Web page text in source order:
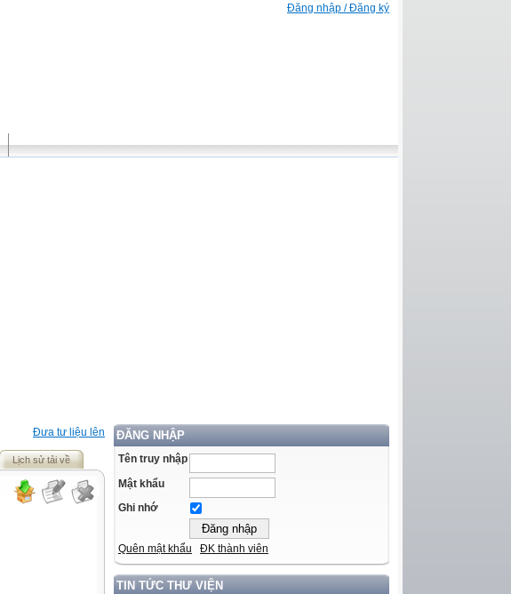
Đăng nhập / Đăng ký
ĐĂNG NHẬP
Tên truy nhập
Mật khẩu
Ghi nhớ
Quên mật khẩu ĐK thành viên
TIN TỨC THƯ VIỆN
Đưa tư liệu lên
Lịch sử tải về